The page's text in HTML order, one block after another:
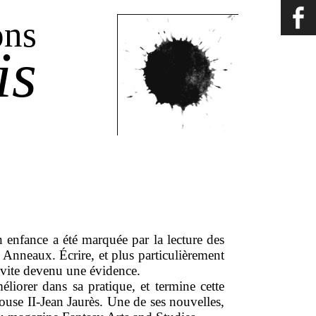
a été marquée par la lecture des
Écrire, et plus particulièrement
devenu une évidence.
dans sa pratique, et termine cette
II-Jean Jaurès. Une de ses nouvelles,